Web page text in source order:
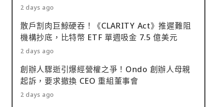
2 days ago
散戶割肉巨鯨硬吞！《CLARITY Act》推遲難阻
機構抄底，比特幣 ETF 單週吸金 7.5 億美元
2 days ago
創辦人驟逝引爆經營權之爭！Ondo 創辦人母親
起訴，要求撤換 CEO 重組董事會
2 days ago